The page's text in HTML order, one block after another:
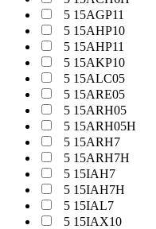
5 15AGP11
5 15AHP10
5 15AHP11
5 15AKP10
5 15ALC05
5 15ARE05
5 15ARH05
5 15ARH05H
5 15ARH7
5 15ARH7H
5 15IAH7
5 15IAH7H
5 15IAL7
5 15IAX10